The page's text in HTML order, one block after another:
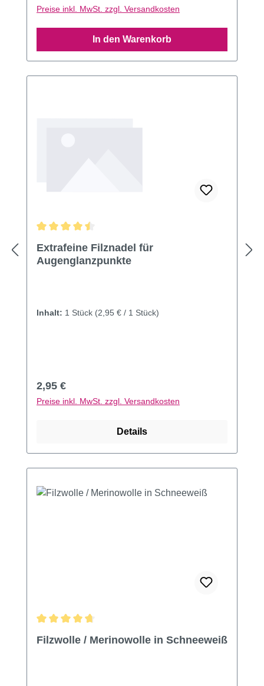
Preise inkl. MwSt. zzgl. Versandkosten
In den Warenkorb
Durchschnittliche Bewertung von 4.44 von 5 Sternen
Extrafeine Filznadel für
Augenglanzpunkte
Inhalt: 1 Stück (2,95 € / 1 Stück)
Regulärer Preis:
2,95 €
Preise inkl. MwSt. zzgl. Versandkosten
Details
Filzwolle / Merinowolle in Schneeweiß